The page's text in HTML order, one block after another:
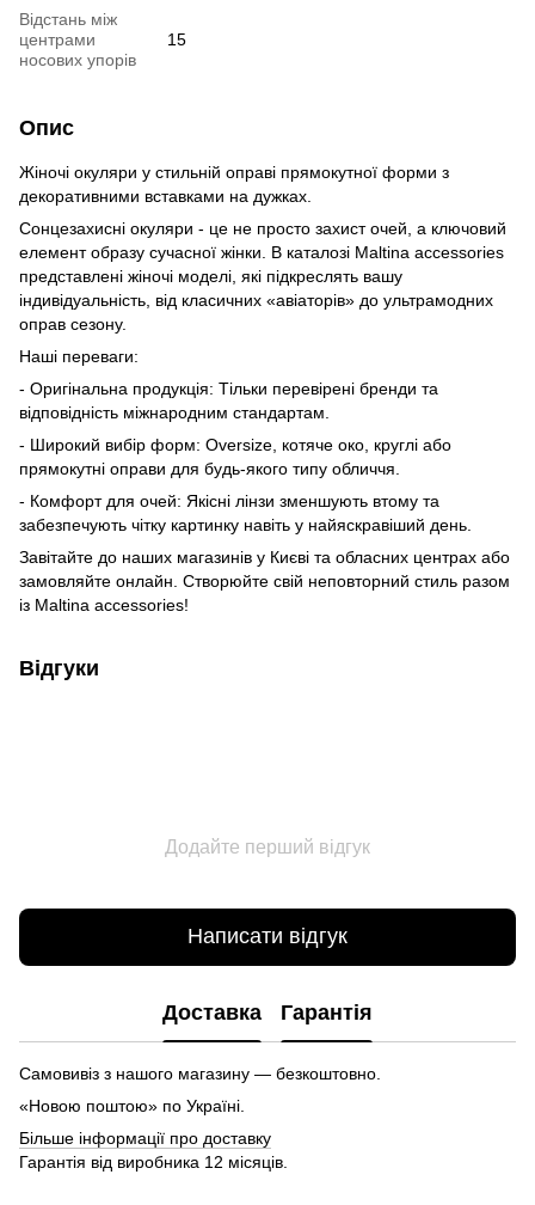
Відстань між
центрами
носових упорів
15
Опис
Жіночі окуляри у стильній оправі прямокутної форми з
декоративними вставками на дужках.
Сонцезахисні окуляри - це не просто захист очей, а ключовий
елемент образу сучасної жінки. В каталозі Maltina accessories
представлені жіночі моделі, які підкреслять вашу
індивідуальність, від класичних «авіаторів» до ультрамодних
оправ сезону.
Наші переваги:
- Оригінальна продукція: Тільки перевірені бренди та
відповідність міжнародним стандартам.
- Широкий вибір форм: Oversize, котяче око, круглі або
прямокутні оправи для будь-якого типу обличчя.
- Комфорт для очей: Якісні лінзи зменшують втому та
забезпечують чітку картинку навіть у найяскравіший день.
Завітайте до наших магазинів у Києві та обласних центрах або
замовляйте онлайн. Створюйте свій неповторний стиль разом
із Maltina accessories!
Відгуки
Додайте перший відгук
Написати відгук
Доставка Гарантія
Самовивіз з нашого магазину — безкоштовно.
«Новою поштою» по Україні.
Більше інформації про доставку
Гарантія від виробника 12 місяців.